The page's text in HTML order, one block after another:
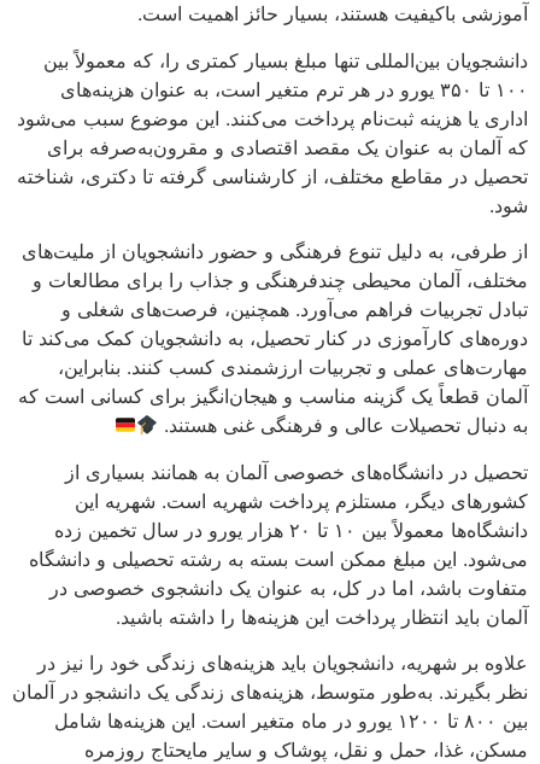
آموزشی باکیفیت هستند، بسیار حائز اهمیت است.
دانشجویان بین‌المللی تنها مبلغ بسیار کمتری را، که معمولاً بین
۱۰۰ تا ۳۵۰ یورو در هر ترم متغیر است، به عنوان هزینه‌های
اداری یا هزینه ثبت‌نام پرداخت می‌کنند. این موضوع سبب می‌شود
که آلمان به عنوان یک مقصد اقتصادی و مقرون‌به‌صرفه برای
تحصیل در مقاطع مختلف، از کارشناسی گرفته تا دکتری، شناخته
شود.
از طرفی، به دلیل تنوع فرهنگی و حضور دانشجویان از ملیت‌های
مختلف، آلمان محیطی چندفرهنگی و جذاب را برای مطالعات و
تبادل تجربیات فراهم می‌آورد. همچنین، فرصت‌های شغلی و
دوره‌های کارآموزی در کنار تحصیل، به دانشجویان کمک می‌کند تا
مهارت‌های عملی و تجربیات ارزشمندی کسب کنند. بنابراین،
آلمان قطعاً یک گزینه مناسب و هیجان‌انگیز برای کسانی است که
به دنبال تحصیلات عالی و فرهنگی غنی هستند.
تحصیل در دانشگاه‌های خصوصی آلمان به همانند بسیاری از
کشورهای دیگر، مستلزم پرداخت شهریه است. شهریه این
دانشگاه‌ها معمولاً بین ۱۰ تا ۲۰ هزار یورو در سال تخمین زده
می‌شود. این مبلغ ممکن است بسته به رشته تحصیلی و دانشگاه
متفاوت باشد، اما در کل، به عنوان یک دانشجوی خصوصی در
آلمان باید انتظار پرداخت این هزینه‌ها را داشته باشید.
علاوه بر شهریه، دانشجویان باید هزینه‌های زندگی خود را نیز در
نظر بگیرند. به‌طور متوسط، هزینه‌های زندگی یک دانشجو در آلمان
بین ۸۰۰ تا ۱۲۰۰ یورو در ماه متغیر است. این هزینه‌ها شامل
مسکن، غذا، حمل و نقل، پوشاک و سایر مایحتاج روزمره